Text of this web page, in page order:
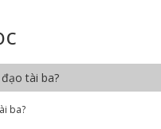
tài ba?
ba?